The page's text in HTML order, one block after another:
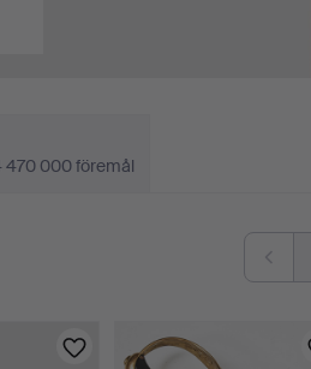
470 000 föremål